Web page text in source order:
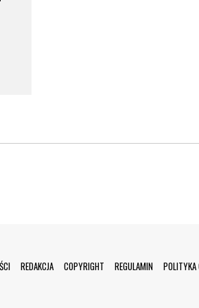
REDAKCJA COPYRIGHT REGULAMIN POLITYKA